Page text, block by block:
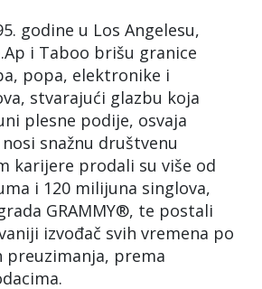
godine u Los Angelesu,
i Taboo brišu granice
popa, elektronike i
stvarajući glazbu koja
plesne podije, osvaja
snažnu društvenu
karijere prodali su više od
i 120 milijuna singlova,
GRAMMY®, te postali
izvođač svih vremena po
prema